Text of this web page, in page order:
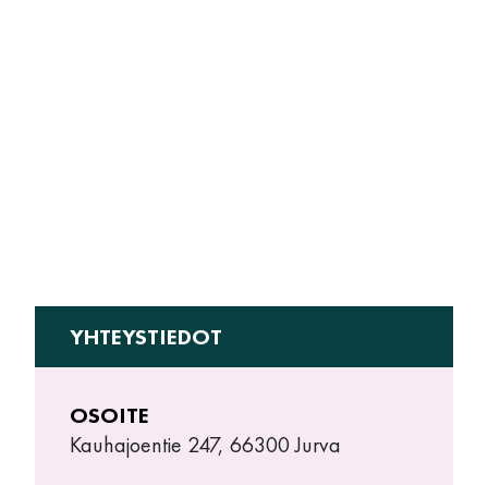
YHTEYSTIEDOT
OSOITE
Kauhajoentie 247, 66300 Jurva